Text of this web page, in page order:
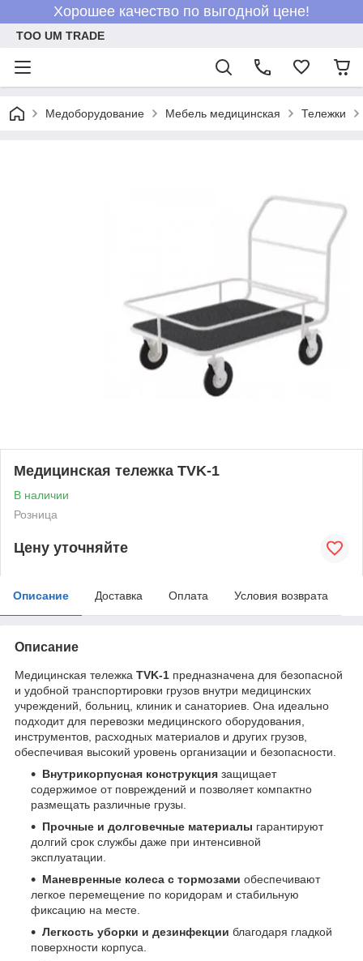
Хорошее качество по выгодной цене!
ТОО UM TRADE
Медоборудование Мебель медицинская Тележки
Медицинская тележка TVK-1
В наличии
Розница
Цену уточняйте
Описание Доставка Оплата Условия возврата
Описание
Медицинская тележка TVK-1 предназначена для безопасной
и удобной транспортировки грузов внутри медицинских
учреждений, больниц, клиник и санаториев. Она идеально
подходит для перевозки медицинского оборудования,
инструментов, расходных материалов и других грузов,
обеспечивая высокий уровень организации и безопасности.
Внутрикорпусная конструкция защищает
содержимое от повреждений и позволяет компактно
размещать различные грузы.
Прочные и долговечные материалы гарантируют
долгий срок службы даже при интенсивной
эксплуатации.
Маневренные колеса с тормозами обеспечивают
легкое перемещение по коридорам и стабильную
фиксацию на месте.
Легкость уборки и дезинфекции благодаря гладкой
поверхности корпуса.